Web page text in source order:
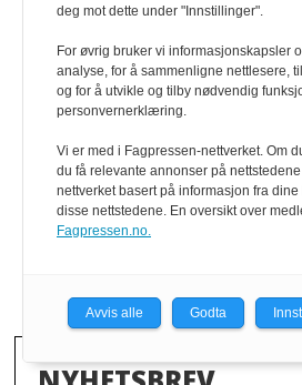
SNARVEIER
Om oss
eMagasin
Persovernerklæring
deg mot dette under "Innstillinger".
For øvrig bruker vi informasjonskapsler
analyse, for å sammenligne nettlesere,
og for å utvikle og tilby nødvendig
personvernerklæring.
Vi er med i Fagpressen-nettverket. Om
du få relevante annonser på
nettverket basert på informasjon fra
disse nettstedene. En oversikt over
Fagpressen.no.
Avvis alle Godta